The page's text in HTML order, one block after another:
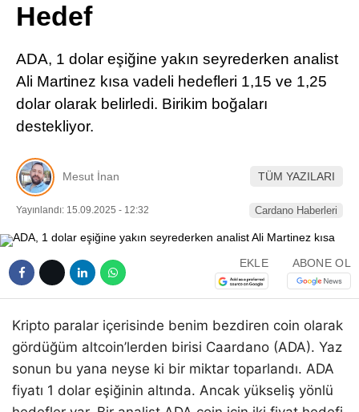
Telegram
Hedef
ADA, 1 dolar eşiğine yakın seyrederken analist
Ali Martinez kısa vadeli hedefleri 1,15 ve 1,25
dolar olarak belirledi. Birikim boğaları
destekliyor.
Mesut İnan TÜM YAZILARI
Yayınlandı: 15.09.2025 - 12:32 Cardano Haberleri
EKLE ABONE OL
Kripto paralar içerisinde benim bezdiren coin olarak
gördüğüm altcoin’lerden birisi Caardano (ADA). Yaz
sonun bu yana neyse ki bir miktar toparlandı. ADA
fiyatı 1 dolar eşiğinin altında. Ancak yükseliş yönlü